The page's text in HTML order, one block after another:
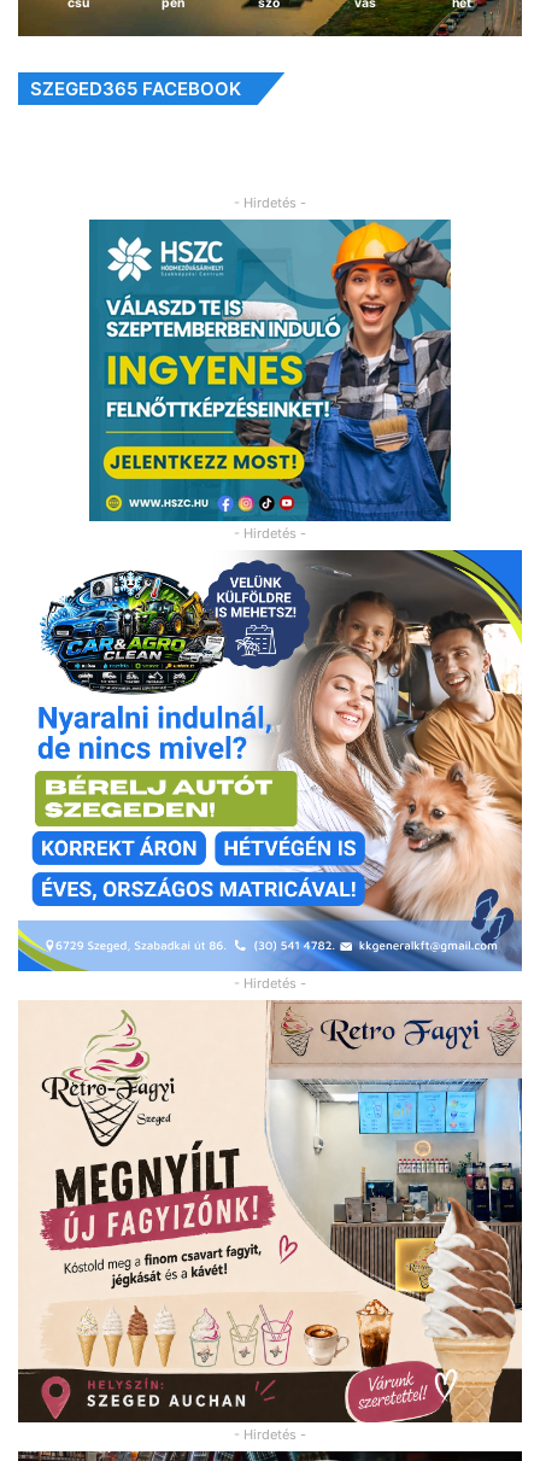
SZEGED365 FACEBOOK
- Hirdetés -
- Hirdetés -
- Hirdetés -
- Hirdetés -